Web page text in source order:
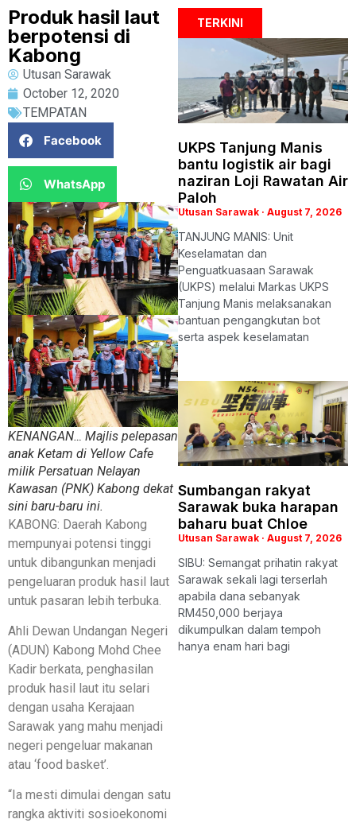
Produk hasil laut
berpotensi di
Kabong
Utusan Sarawak
October 12, 2020
TEMPATAN
Facebook
WhatsApp
KENANGAN… Majlis pelepasan
anak Ketam di Yellow Cafe
milik Persatuan Nelayan
Kawasan (PNK) Kabong dekat
sini baru-baru ini.
KABONG: Daerah Kabong
mempunyai potensi tinggi
untuk dibangunkan menjadi
pengeluaran produk hasil laut
untuk pasaran lebih terbuka.
Ahli Dewan Undangan Negeri
(ADUN) Kabong Mohd Chee
Kadir berkata, penghasilan
produk hasil laut itu selari
dengan usaha Kerajaan
Sarawak yang mahu menjadi
negeri pengeluar makanan
atau ‘food basket’.
“Ia mesti dimulai dengan satu
rangka aktiviti sosioekonomi
TERKINI
UKPS Tanjung Manis
bantu logistik air bagi
naziran Loji Rawatan Air
Paloh
Utusan Sarawak August 7, 2026
TANJUNG MANIS: Unit
Keselamatan dan
Penguatkuasaan Sarawak
(UKPS) melalui Markas UKPS
Tanjung Manis melaksanakan
bantuan pengangkutan bot
serta aspek keselamatan
Sumbangan rakyat
Sarawak buka harapan
baharu buat Chloe
Utusan Sarawak August 7, 2026
SIBU: Semangat prihatin rakyat
Sarawak sekali lagi terserlah
apabila dana sebanyak
RM450,000 berjaya
dikumpulkan dalam tempoh
hanya enam hari bagi